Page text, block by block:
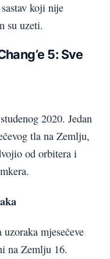
koji nije
su uzeti.
5: Sve
2020. Jedan
tla na Zemlju,
od orbitera i
mjesečeve
na Zemlju 16.